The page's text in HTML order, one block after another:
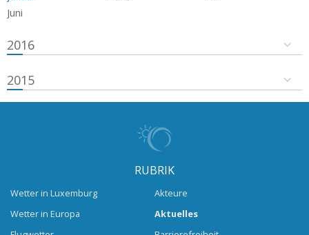
Juni
2016
2015
RUBRIK
Wetter in Luxemburg
Wetter in Europa
Akteure
Aktuelles